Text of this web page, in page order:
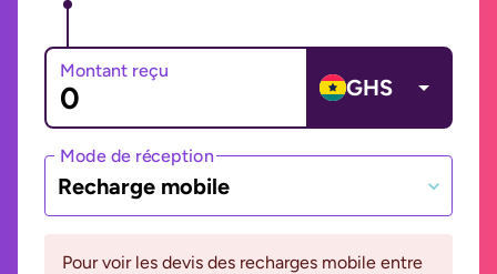
Montant reçu
GHS
Mode de réception
Recharge mobile
Pour voir les devis des recharges mobile entre